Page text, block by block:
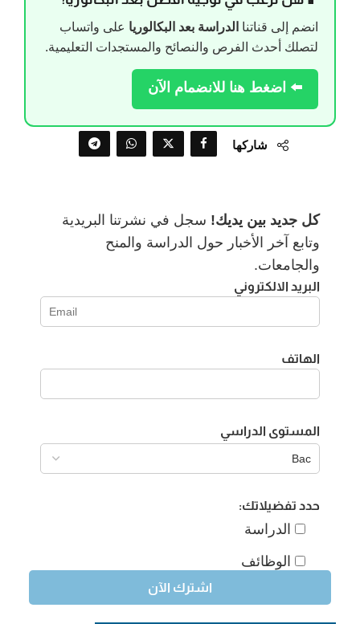
انضم إلى قناتنا الدراسة بعد البكالوريا على واتساب
لتصلك أحدث الفرص والنصائح والمستجدات التعليمية.
⬅️ اضغط هنا للانضمام الآن
شاركها
كل جديد بين يديك! سجل في نشرتنا البريدية
وتابع آخر الأخبار حول الدراسة والمنح
والجامعات.
البريد الالكتروني
الهاتف
المستوى الدراسي
حدد تفضيلاتك:
الدراسة
الوظائف